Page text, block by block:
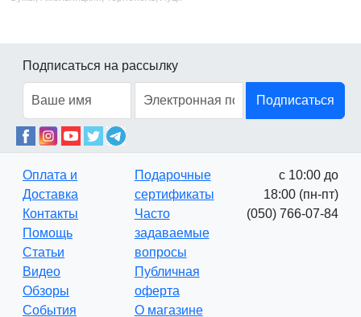
Подписаться на рассылку
Подписаться
Оплата и
Доставка
Контакты
Помощь
Статьи
Видео
Обзоры
События
Подарочные
сертификаты
Часто
задаваемые
вопросы
Публичная
оферта
О магазине
с 10:00 до
18:00 (пн-пт)
(050) 766-07-84